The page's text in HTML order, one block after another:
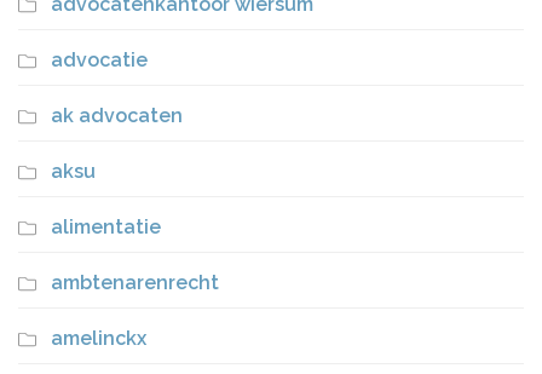
advocatie
ak advocaten
aksu
alimentatie
ambtenarenrecht
amelinckx